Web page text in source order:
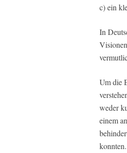
c) ein
In
Um die
weder
einem